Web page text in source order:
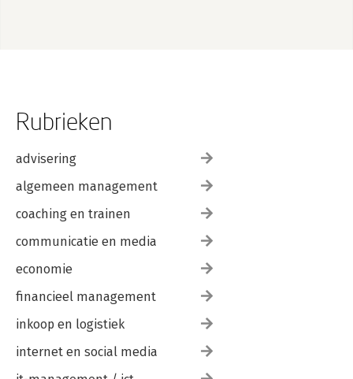
Rubrieken
advisering
algemeen management
coaching en trainen
communicatie en media
economie
financieel management
inkoop en logistiek
internet en social media